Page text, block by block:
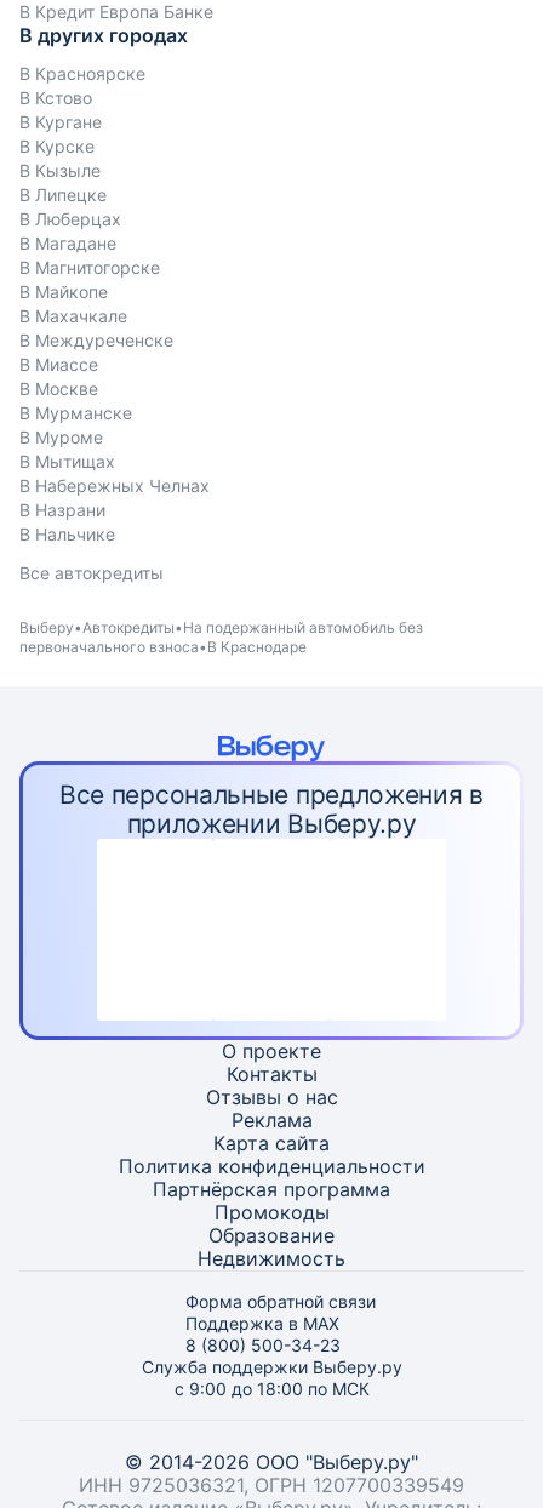
В Кредит Европа Банке
В других городах
В Красноярске
В Кстово
В Кургане
В Курске
В Кызыле
В Липецке
В Люберцах
В Магадане
В Магнитогорске
В Майкопе
В Махачкале
В Междуреченске
В Миассе
В Москве
В Мурманске
В Муроме
В Мытищах
В Набережных Челнах
В Назрани
В Нальчике
Все автокредиты
Выберу Автокредиты На подержанный автомобиль без
первоначального взноса В Краснодаре
Все персональные предложения в
приложении Выберу.ру
О проекте
Контакты
Отзывы о нас
Реклама
Карта сайта
Политика конфиденциальности
Партнёрская программа
Промокоды
Образование
Недвижимость
Форма обратной связи
Поддержка в MAX
8 (800) 500-34-23
Служба поддержки Выберу.ру
с 9:00 до 18:00 по МСК
© 2014-2026 ООО "Выберу.ру"
ИНН 9725036321, ОГРН 1207700339549